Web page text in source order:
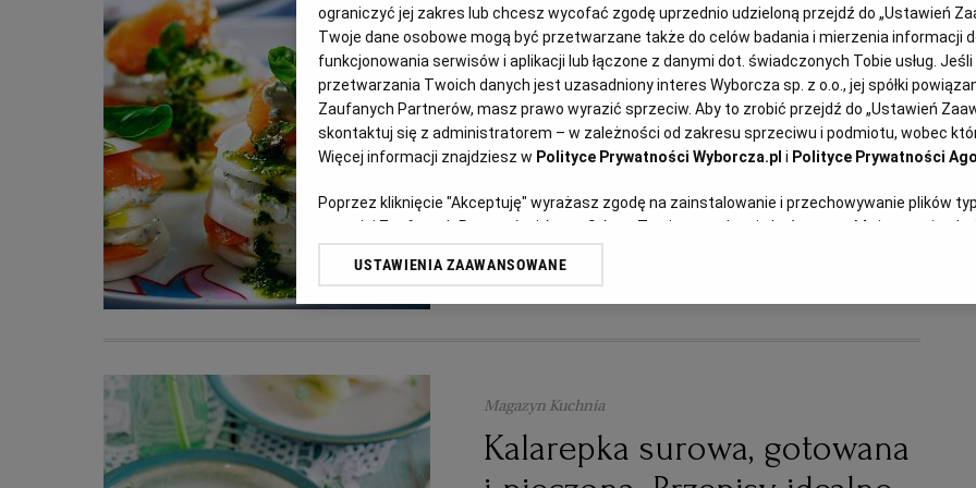
Magazyn Kuchnia
Przekładaniec z kalarepy,
łososia i serka
KALAREPA KOLACJA PRZEKĄSKI PRZEPISY
Magazyn Kuchnia
Kalarepka surowa, gotowana
ograniczyć jej zakres lub chcesz wycofać zgodę uprzednio udzieloną przejdź do „Ustawień
Twoje dane osobowe mogą być przetwarzane także do celów badania i mierzenia informacji
funkcjonowania serwisów i aplikacji lub łączone z danymi dot. świadczonych Tobie usług.
przetwarzania Twoich danych jest uzasadniony interes Wyborcza sp. z o.o., jej spółki
Zaufanych Partnerów, masz prawo wyrazić sprzeciw. Aby to zrobić przejdź do „Ustawień
skontaktuj się z administratorem – w zależności od zakresu sprzeciwu i podmiotu, wobec
Więcej informacji znajdziesz w Polityce Prywatności Wyborcza.pl i Polityce Prywatności
Poprzez kliknięcie "Akceptuję" wyrażasz zgodę na zainstalowanie i przechowywanie plików
z o. o. jej Zaufanych Partnerów i Agora S.A. na Twoim urządzeniu końcowym. Możesz też w
swoje preferencje dot. plików cookie, ponownie wywołując narzędzie do zarządzania Twoimi
przetwarzania danych poprzez odnośnik „Ustawienia prywatności” w stopce serwisu i
Przechowywanie informacji na urządzeniu lub dostęp do nich. Spersonalizowane reklamy i
treści, badnie odbiorców i ulepszanie usług.
USTAWIENIA ZAAWANSOWANE